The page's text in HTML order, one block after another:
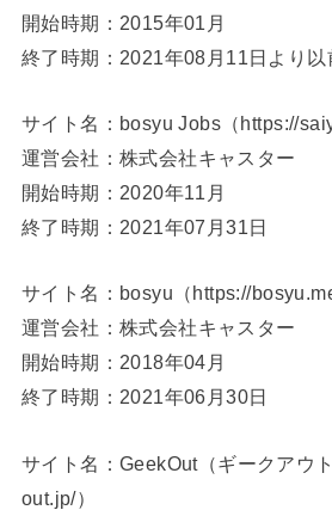
開始時期：2015年01月
終了時期：2021年08月11日より以
サイト名：bosyu Jobs（https://
運営会社：株式会社キャスター
開始時期：2020年11月
終了時期：2021年07月31日
サイト名：bosyu（https://
運営会社：株式会社キャスター
開始時期：2018年04月
終了時期：2021年06月30日
サイト名：GeekOut（ギークアウ
out.jp/）